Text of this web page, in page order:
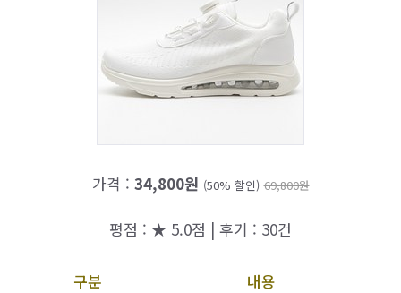
가격 : 34,800원 (50% 할인) 69,800원
평점 : ★ 5.0점 | 후기 : 30건
구분
내용